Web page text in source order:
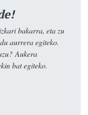
bakarra, eta zu
aurrera egiteko.
Aukera
bat egiteko.